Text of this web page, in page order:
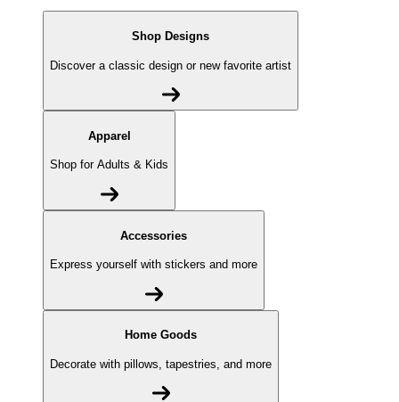
Shop Designs
Discover a classic design or new favorite artist
Apparel
Shop for Adults & Kids
Accessories
Express yourself with stickers and more
Home Goods
Decorate with pillows, tapestries, and more